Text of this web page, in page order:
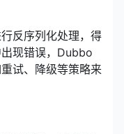
反序列化处理，得
现错误，Dubbo
试、降级等策略来